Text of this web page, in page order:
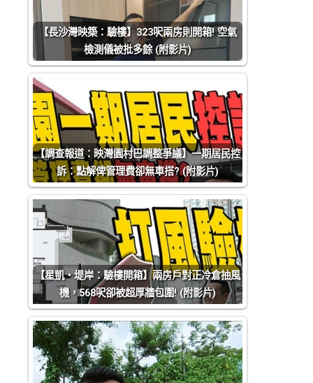
【長沙灣映築：驗樓】323呎兩房則開箱! 空氣
檢測儀被批多餘 (附影片)
【調查報道：映灣園村巴調整爭議】一期居民控
訴：點解俾管理費卻無車搭? (附影片)
【星凱‧堤岸：驗樓開箱】兩房戶對正冷倉抽風
機，568呎卻被超厚牆包圍! (附影片)